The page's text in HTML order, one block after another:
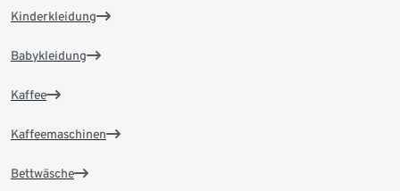
Kinderkleidung
Babykleidung
Kaffee
Kaffeemaschinen
Bettwäsche